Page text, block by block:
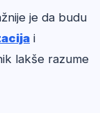
je da budu
i
lakše razume